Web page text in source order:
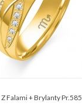
Falami + Brylanty Pr.585